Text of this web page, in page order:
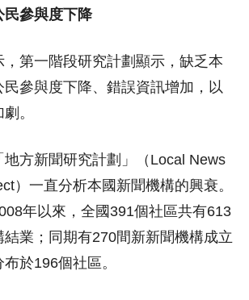
參與度下降
第一階段研究計劃顯示，缺乏本
參與度下降、錯誤資訊增加，以
。
方新聞研究計劃」（Local News
）一直分析本國新聞機構的興衰。
年以來，全國391個社區共有613
結業；同期有270間新新聞機構成立
於196個社區。